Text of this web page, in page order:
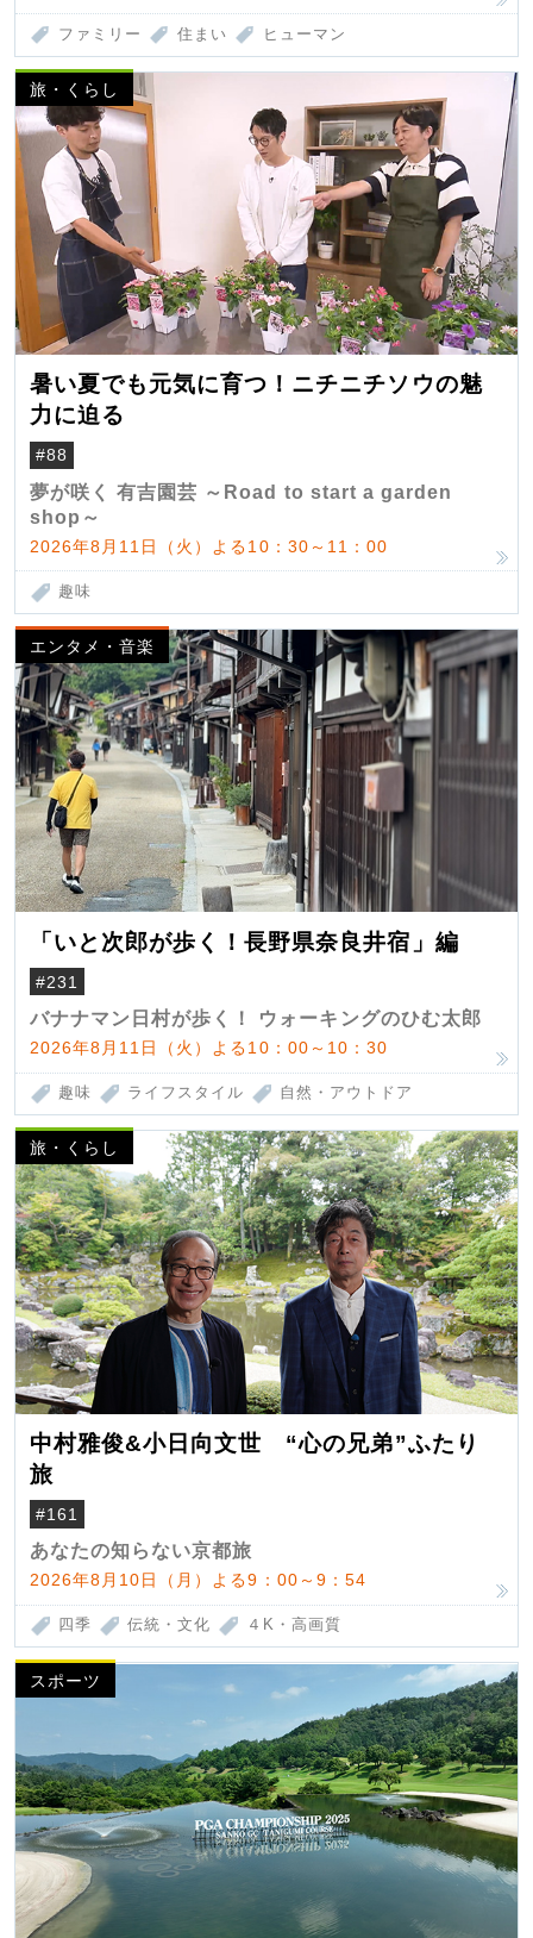
ファミリー 住まい ヒューマン
旅・くらし
暑い夏でも元気に育つ！ニチニチソウの魅
力に迫る
#88
夢が咲く 有吉園芸 ～Road to start a garden
shop～
2026年8月11日（火）よる10：30～11：00
趣味
エンタメ・音楽
「いと次郎が歩く！長野県奈良井宿」編
#231
バナナマン日村が歩く！ ウォーキングのひむ太郎
2026年8月11日（火）よる10：00～10：30
趣味 ライフスタイル 自然・アウトドア
旅・くらし
中村雅俊&小日向文世 “心の兄弟”ふたり
旅
#161
あなたの知らない京都旅
2026年8月10日（月）よる9：00～9：54
四季 伝統・文化 ４K・高画質
スポーツ